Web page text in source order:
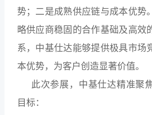
势；二是成熟供应链与成本优势
略供应商稳固的合作基础及高效
系，中基仕达能够提供极具市场
本优势，为客户创造显著价值。
此次参展，中基仕达精准聚
目标：